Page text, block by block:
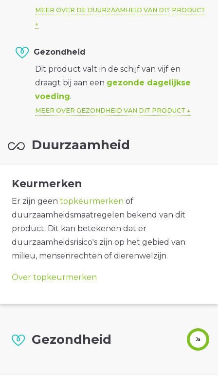
MEER OVER DE DUURZAAMHEID VAN DIT PRODUCT
Gezondheid
Dit product valt in de schijf van vijf en
draagt bij aan een gezonde dagelijkse
voeding.
MEER OVER GEZONDHEID VAN DIT PRODUCT
Duurzaamheid
Keurmerken
Er zijn geen topkeurmerken of
duurzaamheidsmaatregelen bekend van dit
product. Dit kan betekenen dat er
duurzaamheidsrisico's zijn op het gebied van
milieu, mensenrechten of dierenwelzijn.
Over topkeurmerken
Gezondheid Ja